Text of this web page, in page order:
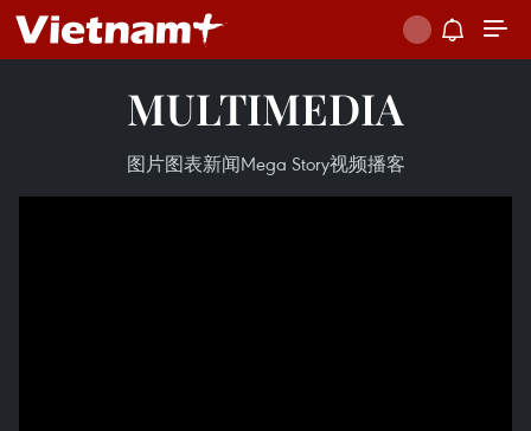
MULTIMEDIA
图片图表新闻Mega Story视频播客